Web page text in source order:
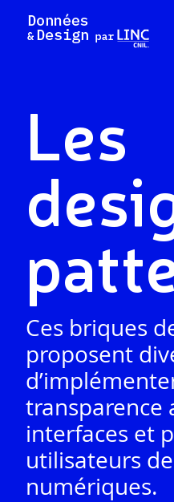
contenu
Les
Ces briques
proposent
transparence
interfaces et
utilisateurs
numériques.